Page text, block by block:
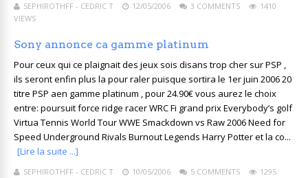
SEPHIROTHFF - CEDRIC T 12/05/2006 3 COMMENTS
1410
VIEWS
Sony annonce ca gamme platinum
Pour ceux qui ce plaignait des jeux sois disans trop cher sur PSP ,
ils seront enfin plus la pour raler puisque sortira le 1er juin 2006 20
titre PSP aen gamme platinum , pour 24.90€ vous aurez le choix
entre: poursuit force ridge racer WRC Fi grand prix Everybody’s golf
Virtua Tennis World Tour WWE Smackdown vs Raw 2006 Need for
Speed Underground Rivals Burnout Legends Harry Potter et la co...
[Lire la suite ...]
SEPHIROTHFF - CEDRIC T 10/05/2006 5 COMMENTS
1295